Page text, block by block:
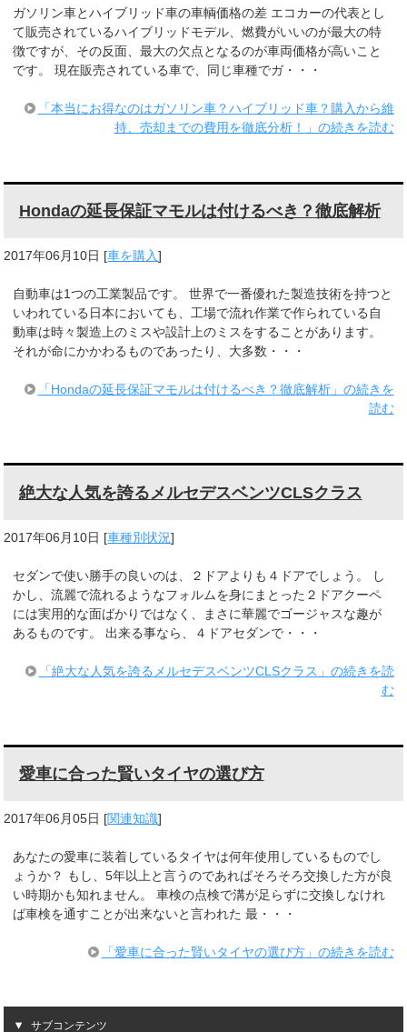
ガソリン車とハイブリッド車の車輌価格の差 エコカーの代表とし
て販売されているハイブリッドモデル、燃費がいいのが最大の特
徴ですが、その反面、最大の欠点となるのが車両価格が高いこと
です。 現在販売されている車で、同じ車種でガ・・・
「本当にお得なのはガソリン車？ハイブリッド車？購入から維
持、売却までの費用を徹底分析！」の続きを読む
Hondaの延長保証マモルは付けるべき？徹底解析
2017年06月10日 [車を購入]
自動車は1つの工業製品です。 世界で一番優れた製造技術を持つと
いわれている日本においても、工場で流れ作業で作られている自
動車は時々製造上のミスや設計上のミスをすることがあります。
それが命にかかわるものであったり、大多数・・・
「Hondaの延長保証マモルは付けるべき？徹底解析」の続きを
読む
絶大な人気を誇るメルセデスベンツCLSクラス
2017年06月10日 [車種別状況]
セダンで使い勝手の良いのは、２ドアよりも４ドアでしょう。 し
かし、流麗で流れるようなフォルムを身にまとった２ドアクーペ
には実用的な面ばかりではなく、まさに華麗でゴージャスな趣が
あるものです。 出来る事なら、４ドアセダンで・・・
「絶大な人気を誇るメルセデスベンツCLSクラス」の続きを読
む
愛車に合った賢いタイヤの選び方
2017年06月05日 [関連知識]
あなたの愛車に装着しているタイヤは何年使用しているものでし
ょうか？ もし、5年以上と言うのであればそろそろ交換した方が良
い時期かも知れません。 車検の点検で溝が足らずに交換しなけれ
ば車検を通すことが出来ないと言われた 最・・・
「愛車に合った賢いタイヤの選び方」の続きを読む
サブコンテンツ